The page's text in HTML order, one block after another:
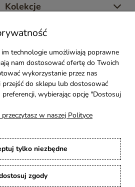
Kolekcje
Moje konto
Pomoc
Styl Mebli
drewna
Kontakt
meble indyjskie, loftowe, industrialne i boho z
| Copyright © 2008–2026
technologie umożliwiają poprawne
nam dostosować ofertę do Twoich
wykorzystanie przez nas
do sklepu lub dostosować
wybierając opcję "Dostosuj
w naszej Polityce
tylko niezbędne
zgody